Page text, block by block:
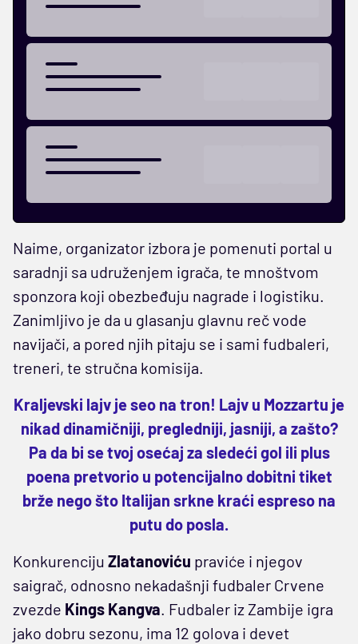
Naime, organizator izbora je pomenuti portal u
saradnji sa udruženjem igrača, te mnoštvom
sponzora koji obezbeđuju nagrade i logistiku.
Zanimljivo je da u glasanju glavnu reč vode
navijači, a pored njih pitaju se i sami fudbaleri,
treneri, te stručna komisija.
Kraljevski lajv je seo na tron! Lajv u Mozzartu je
nikad dinamičniji, pregledniji, jasniji, a zašto?
Pa da bi se tvoj osećaj za sledeći gol ili plus
poena pretvorio u potencijalno dobitni tiket
brže nego što Italijan srkne kraći espreso na
putu do posla.
Konkurenciju Zlatanoviću praviće i njegov
saigrač, odnosno nekadašnji fudbaler Crvene
zvezde Kings Kangva. Fudbaler iz Zambije igra
jako dobru sezonu, ima 12 golova i devet